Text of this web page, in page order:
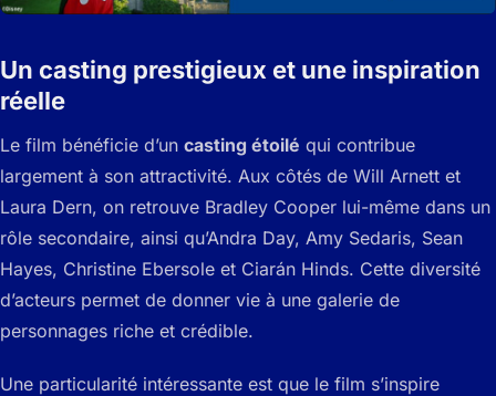
Un casting prestigieux et une inspiration
réelle
Le film bénéficie d’un casting étoilé qui contribue
largement à son attractivité. Aux côtés de Will Arnett et
Laura Dern, on retrouve Bradley Cooper lui-même dans un
rôle secondaire, ainsi qu’Andra Day, Amy Sedaris, Sean
Hayes, Christine Ebersole et Ciarán Hinds. Cette diversité
d’acteurs permet de donner vie à une galerie de
personnages riche et crédible.
Une particularité intéressante est que le film s’inspire